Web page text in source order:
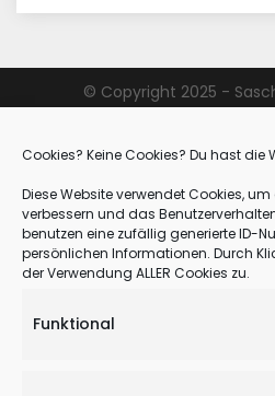
Cookies? Keine Cookies? Du hast die
Diese Website verwendet Cookies,
verbessern und das
benutzen eine zufällig generierte ID-
persönlichen Informationen. Durch
der Verwendung ALLER Cookies zu.
Funktional
3
Alt
Camp
Santes
Creus
–
Vilanova
–
© Copyright 2025 -
Themes